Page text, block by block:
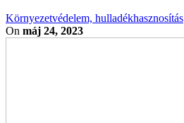
Környezetvédelem, hulladékhasznosítás
On máj 24, 2023